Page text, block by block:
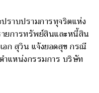
ราบปรามการทุจริตแห่ง
ยการทรัพย์สินและหนี้สิน
อก สุวิน แจ้งยอดสุข กรณี
ำแหน่งกรรมการ บริษัท